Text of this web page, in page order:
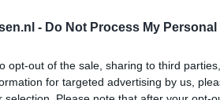
- Do Not Process My
opt-out of the sale, sharing to third
for targeted advertising by us,
op Amsterdamse Zuidas
bij Ajax: 'Hier gaan fans van